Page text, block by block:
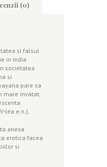
(0)
si falsul
in India
societatea
si
pare sa
mare invatat,
lea e.n.).
anexa
erotica facea
si